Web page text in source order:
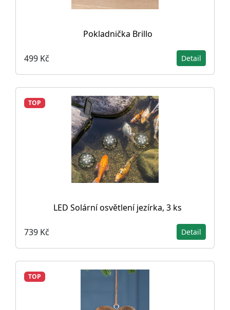
Pokladnička Brillo
499 Kč Detail
TOP
LED Solární osvětlení jezírka, 3 ks
739 Kč Detail
TOP